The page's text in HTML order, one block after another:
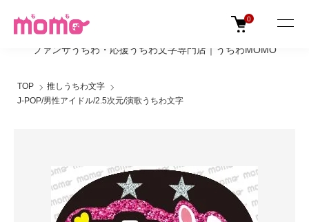
ファンサうちわ・応援うちわ文字専門店｜うちわMOMO
0
TOP
推しうちわ文字
J-POP/男性アイドル/2.5次元/演歌うちわ文字